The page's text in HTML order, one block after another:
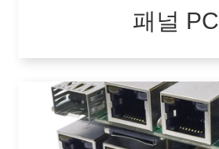
패널 PC